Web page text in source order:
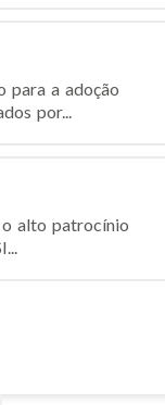
para a adoção
por...
alto patrocínio